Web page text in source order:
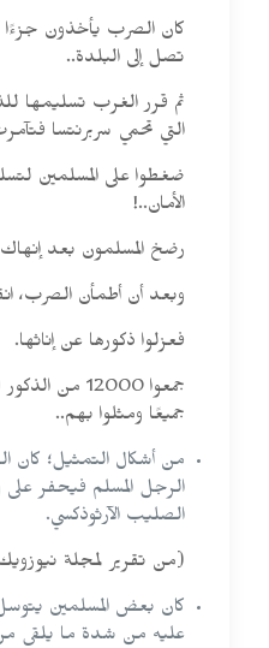
كان الصرب يأخذون جزءًا
تصل إلى البلدة..
ثم قرر الغرب تسليمها
التي تحمي سربرنتسا
ضغطوا على المسلمين
الأمان..!
رضخ المسلمون بعد
وبعد أن أطمأن الصرب،
فعزلوا ذكورها عن إناثها.
جمعوا 12000
جميعًا ومثلوا بهم..
من أشكال التمثيل؛ كان
الرجل المسلم فيحفر
الصليب الآرثوذكسي.
(من تقرير لمجلة نيوزويك
كان بعض المسلمين
عليه من شدة ما يلقى من